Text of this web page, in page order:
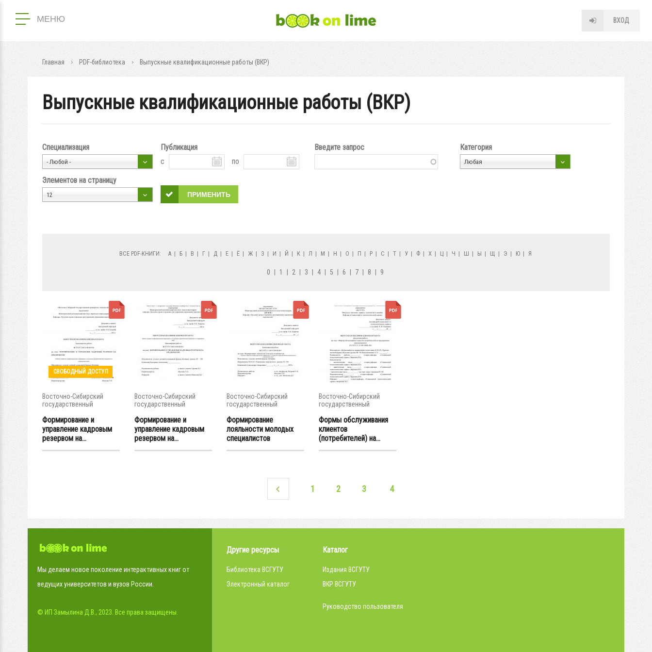
МЕНЮ ВХОД
Главная PDF-библиотека Выпускные квалификационные работы (ВКР)
Выпускные квалификационные работы (ВКР)
Специализация
- Любой -
Публикация
с
по
Введите запрос Категория
Любая
Элементов на страницу
12
ВСЕ PDF-КНИГИ: А | Б | В | Г | Д | Е | Ё | Ж | З | И | Й | К | Л | М | Н | О | П | Р | С | Т | У | Ф | Х | Ц | Ч | Ш | Ы | Щ | Э | Ю | Я
0 1 2 3 4 5 6 7 8 9
СВОБОДНЫЙ ДОСТУП
Восточно-Сибирский
государственный
Формирование и
управление кадровым
резервом на...
Восточно-Сибирский
государственный
Формирование и
управление кадровым
резервом на...
Восточно-Сибирский
государственный
Формирование
лояльности молодых
специалистов
Восточно-Сибирский
государственный
Формы обслуживания
клиентов
(потребителей) на...
1 2 3 4
Мы делаем новое поколение интерактивных книг от
ведущих университетов и вузов России.
© ИП Замылина Д.В., 2023. Все права защищены.
Другие ресурсы
Библиотека ВСГУТУ
Электронный каталог
Каталог
Издания ВСГУТУ
ВКР ВСГУТУ
Руководство пользователя